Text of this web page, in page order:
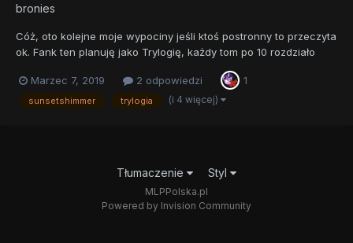
bronies
Cóż, oto kolejne moje wypociny jeśli ktoś postronny to przeczyta
ok. Fank ten planuję jako Trylogię, każdy tom po 10 rozdziało
mojego Equstriańskiego odpowiednika z Sunset Shimmer,więc
tak będzie trochę Romansu (czasem niektórym może...
Marzec 7, 2019 2 odpowiedzi 1
sunsetshimmer trylogia (i 4 więcej)
Tłumaczenie Styl
MLPPolska.pl
Powered by Invision Community